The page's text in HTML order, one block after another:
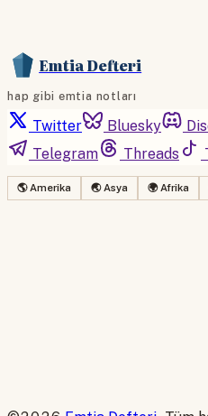
Emtia Defteri
hap gibi emtia notları
Twitter Bluesky
Telegram
Threads
🌎 Amerika 🌏 Asya 🌍 Afrika